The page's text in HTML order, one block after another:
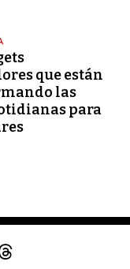
que están
las
para